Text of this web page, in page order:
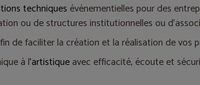
techniques événementielles pour des
ou de structures institutionnelles ou
de faciliter la création et la réalisation de vos
à l'artistiqueavec efficacité, écoute et